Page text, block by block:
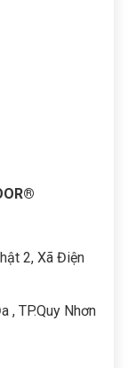
2, Xã Điện
, TP.Quy Nhơn